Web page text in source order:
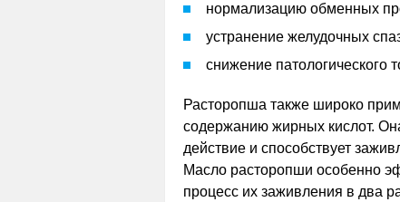
нормализацию обменных
устранение желудочных
снижение патологического
Расторопша также широко
содержанию жирных кислот.
действие и способствует
Масло расторопши особенно
процесс их заживления в два